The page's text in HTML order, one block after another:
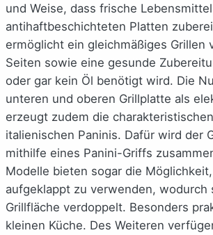
und Weise, dass frische
antihaftbeschichteten Platten
ermöglicht ein gleichmäßiges Grillen
Seiten sowie eine gesunde
oder gar kein Öl benötigt wird. Die
unteren und oberen Grillplatte als
erzeugt zudem die
italienischen Paninis. Dafür wird der
mithilfe eines Panini-Griffs
Modelle bieten sogar die
aufgeklappt zu verwenden, wodurch
Grillfläche verdoppelt. Besonders
kleinen Küche. Des Weiteren